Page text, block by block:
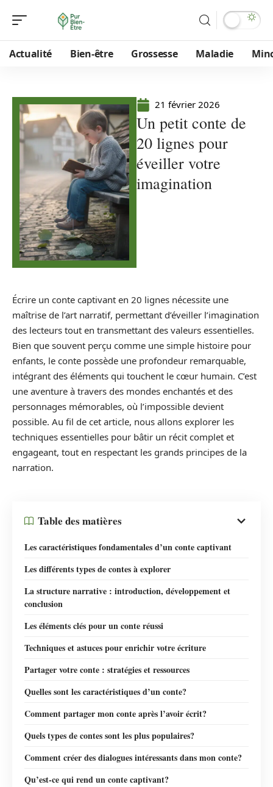
Actualité Bien-être Grossesse Maladie
21 février 2026
Un petit conte de
20 lignes pour
éveiller votre
imagination
Écrire un conte captivant en 20 lignes nécessite une
maîtrise de l’art narratif, permettant d’éveiller l’imagination
des lecteurs tout en transmettant des valeurs essentielles.
Bien que souvent perçu comme une simple histoire pour
enfants, le conte possède une profondeur remarquable,
intégrant des éléments qui touchent le cœur humain. C’est
une aventure à travers des mondes enchantés et des
personnages mémorables, où l’impossible devient
possible. Au fil de cet article, nous allons explorer les
techniques essentielles pour bâtir un récit complet et
engageant, tout en respectant les grands principes de la
narration.
Table des matières
Les caractéristiques fondamentales d’un conte captivant
Les différents types de contes à explorer
La structure narrative : introduction, développement et
conclusion
Les éléments clés pour un conte réussi
Techniques et astuces pour enrichir votre écriture
Partager votre conte : stratégies et ressources
Quelles sont les caractéristiques d’un conte?
Comment partager mon conte après l’avoir écrit?
Quels types de contes sont les plus populaires?
Comment créer des dialogues intéressants dans mon conte?
Qu’est-ce qui rend un conte captivant?